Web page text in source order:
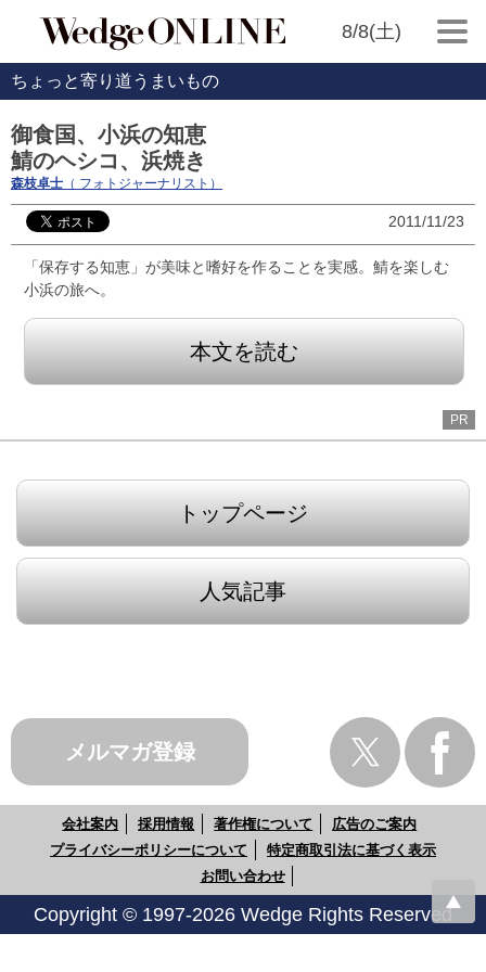
8/8(土)
ちょっと寄り道うまいもの
御食国、小浜の知恵
鯖のヘシコ、浜焼き
森枝卓士 （ フォトジャーナリスト）
2011/11/23
「保存する知恵」が美味と嗜好を作ることを実感。鯖を楽しむ
小浜の旅へ。
本文を読む
PR
トップページ
人気記事
メルマガ登録
会社案内 採用情報 著作権について
広告のご案内
プライバシーポリシーについて
特定商取引法に基づく表示
お問い合わせ
Copyright © 1997-2026 Wedge Rights Reserved